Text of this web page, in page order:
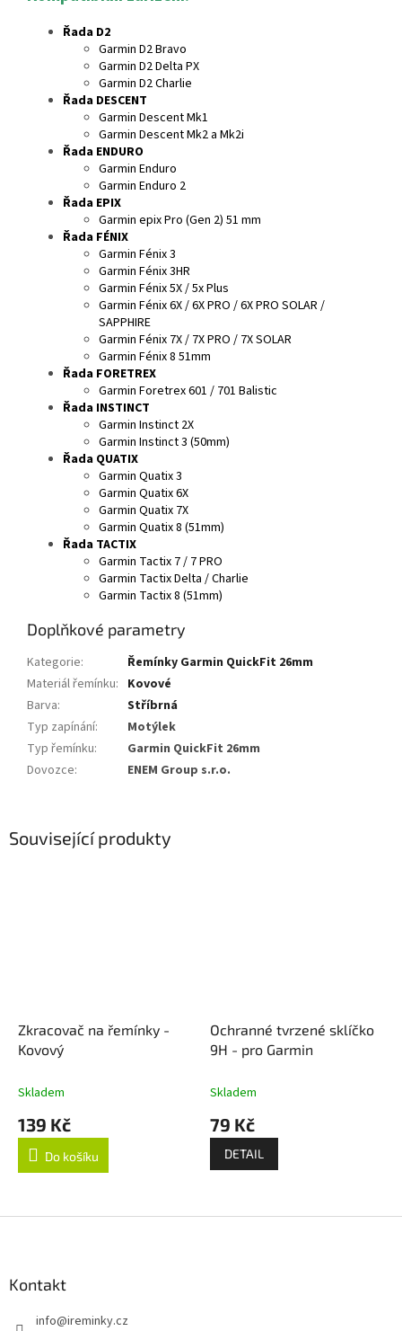
Související produkty
Zkracovač na řemínky -
Kovový
Skladem
139 Kč
Do košíku
Ochranné tvrzené sklíčko
9H - pro Garmin
Skladem
79 Kč
DETAIL
Řada D2
Garmin D2 Bravo
Garmin D2 Delta PX
Garmin D2 Charlie
Řada DESCENT
Garmin Descent Mk1
Garmin Descent Mk2 a Mk2i
Řada ENDURO
Garmin Enduro
Garmin Enduro 2
Řada EPIX
Garmin epix Pro (Gen 2) 51 mm
Řada FÉNIX
Garmin Fénix 3
Garmin Fénix 3HR
Garmin Fénix 5X / 5x Plus
Garmin Fénix 6X / 6X PRO / 6X PRO SOLAR /
SAPPHIRE
Garmin Fénix 7X / 7X PRO / 7X SOLAR
Garmin Fénix 8 51mm
Řada FORETREX
Garmin Foretrex 601 / 701 Balistic
Řada INSTINCT
Garmin Instinct 2X
Garmin Instinct 3 (50mm)
Řada QUATIX
Garmin Quatix 3
Garmin Quatix 6X
Garmin Quatix 7X
Garmin Quatix 8 (51mm)
Řada TACTIX
Garmin Tactix 7 / 7 PRO
Garmin Tactix Delta / Charlie
Garmin Tactix 8 (51mm)
Doplňkové parametry
Kategorie:
Řemínky Garmin QuickFit 26mm
Materiál řemínku: Kovové
Barva:
Stříbrná
Typ zapínání:
Motýlek
Typ řemínku:
Garmin QuickFit 26mm
Dovozce: ENEM Group s.r.o.
Kontakt
info@ireminky.cz